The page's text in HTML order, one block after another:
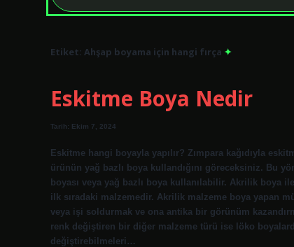
Etiket: Ahşap boyama için hangi fırça
Eskitme Boya Nedir
Tarih: Ekim 7, 2024
Eskitme hangi boyayla yapılır? Zımpara kağıdıyla
ürünün yağ bazlı boya kullandığını göreceksiniz. Bu
boyası veya yağ bazlı boya kullanılabilir. Akrilik boya
ilk sıradaki malzemedir. Akrilik malzeme boya yapan
veya işi soldurmak ve ona antika bir görünüm
renk değiştiren bir diğer malzeme türü ise löko
değiştirebilmeleri…